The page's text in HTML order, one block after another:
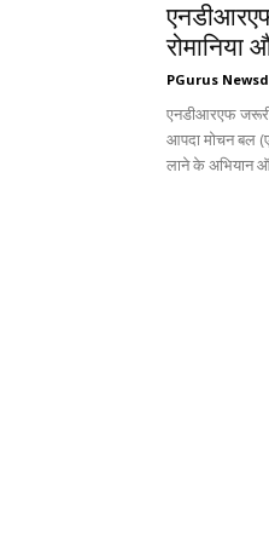
रोमानिया
PGurus
एनडीआरएफ जरूरी
आपदा मोचन बल
लाने के अभियान